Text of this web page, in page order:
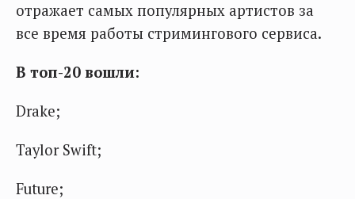
отражает самых популярных артистов за
все время работы стримингового сервиса.
В топ-20 вошли:
Drake;
Taylor Swift;
Future;